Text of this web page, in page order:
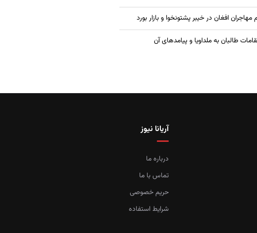
افغان در خیبر پشتونخوا و بازار بورد
طالبان به ملداویا و پیامدهای آن
آریانا نیوز
درباره ما
تماس با ما
حریم خصوصی
شرایط استفاده